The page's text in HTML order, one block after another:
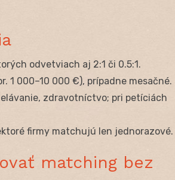
odvetviach aj 2:1 či 0.5:1.
1 000–10 000 €), prípadne mesačné.
zdravotníctvo; pri petíciách
firmy matchujú len jednorazové.
matching bez